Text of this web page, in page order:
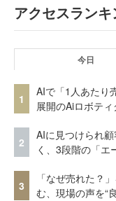
アクセスラン
今日
1
AIで「1人あたり
展開のAiロボテ
2
AIに見つけられ
く、3段階の「エ
3
「なぜ売れた？
む、現場の声を“